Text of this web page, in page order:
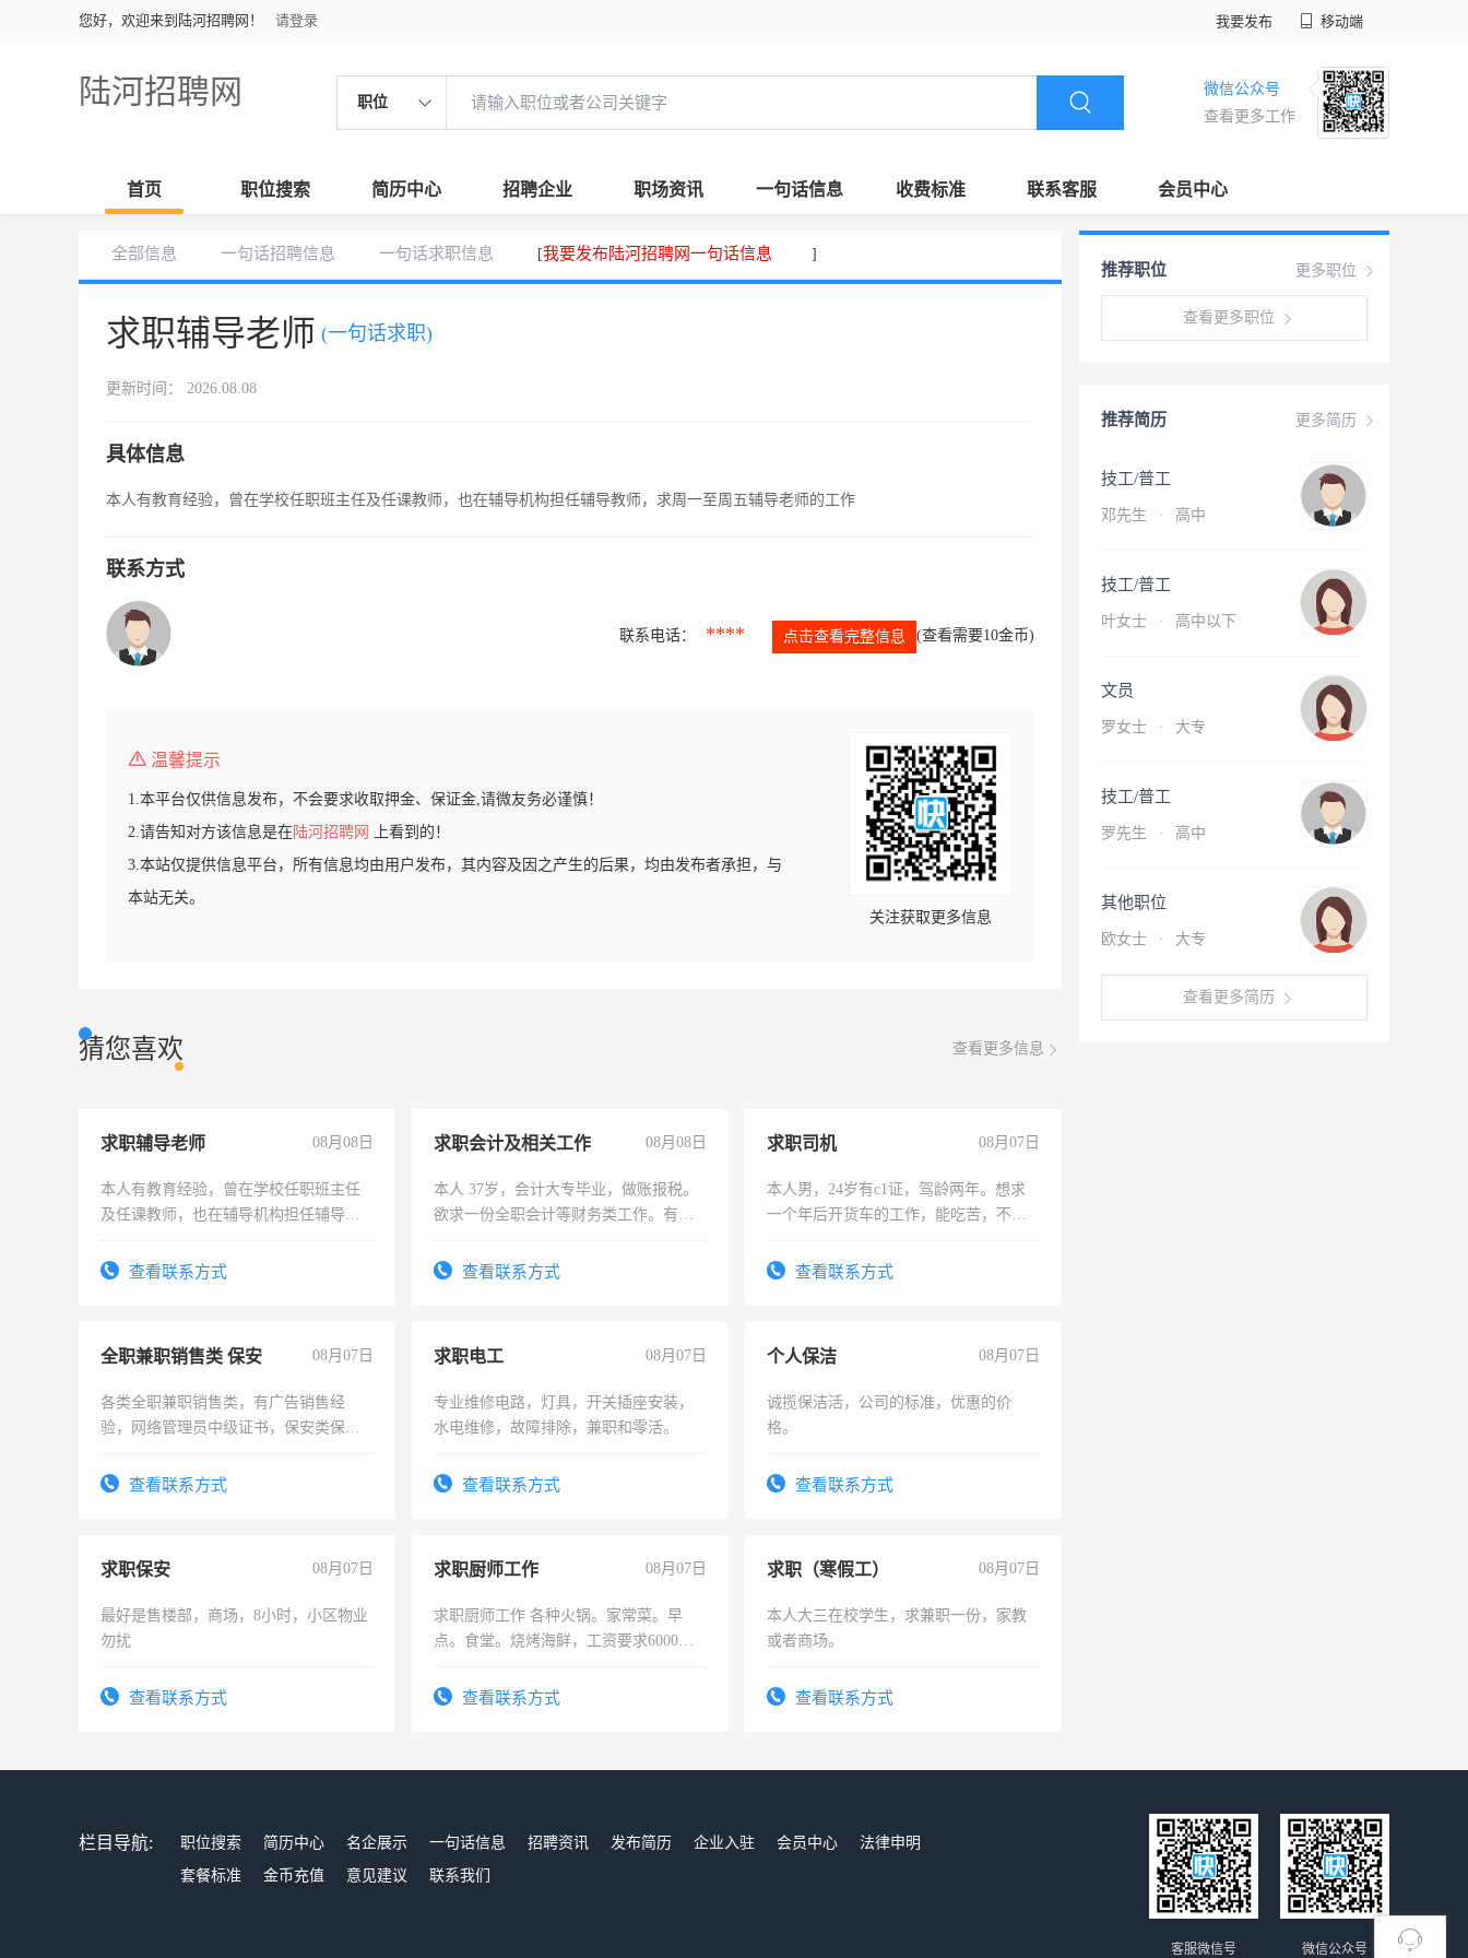
您好，欢迎来到陆河招聘网！ 请登录 我要发布 移动端
陆河招聘网 职位
微信公众号
查看更多工作
首页 职位搜索 简历中心 招聘企业 职场资讯 一句话信息 收费标准 联系客服 会员中心
全部信息 一句话招聘信息 一句话求职信息 [我要发布陆河招聘网一句话信息 ]
求职辅导老师 (一句话求职)
更新时间： 2026.08.08
具体信息
本人有教育经验，曾在学校任职班主任及任课教师，也在辅导机构担任辅导教师，求周一至周五辅导老师的工作
联系方式
联系电话： **** 点击查看完整信息 (查看需要10金币)
温馨提示
1.本平台仅供信息发布，不会要求收取押金、保证金,请微友务必谨慎！
2.请告知对方该信息是在陆河招聘网
上看到的！
3.本站仅提供信息平台，所有信息均由用户发布，其内容及因之产生的后果，均由发布者承担，与
本站无关。
关注获取更多信息
猜您喜欢 查看更多信息
求职辅导老师 08月08日
本人有教育经验，曾在学校任职班主任
及任课教师，也在辅导机构担任辅导教
查看联系方式
求职会计及相关工作 08月08日
本人 37岁，会计大专毕业，做账报税。
欲求一份全职会计等财务类工作。有会
查看联系方式
求职司机 08月07日
本人男，24岁有c1证，驾龄两年。想求
一个年后开货车的工作，能吃苦，不怕
查看联系方式
全职兼职销售类 保安 08月07日
各类全职兼职销售类，有广告销售经
验，网络管理员中级证书，保安类保安
有高低压电工证和十几年工作经验
查看联系方式
求职电工 08月07日
专业维修电路，灯具，开关插座安装，
水电维修，故障排除，兼职和零活。
查看联系方式
个人保洁 08月07日
诚揽保洁活，公司的标准，优惠的价
格。
查看联系方式
求职保安 08月07日
最好是售楼部，商场，8小时，小区物业
勿扰
查看联系方式
求职厨师工作 08月07日
求职厨师工作 各种火锅。家常菜。早
点。食堂。烧烤海鲜，工资要求6000以
查看联系方式
求职（寒假工） 08月07日
本人大三在校学生，求兼职一份，家教
或者商场。
查看联系方式
更多职位
推荐职位
查看更多职位
更多简历
推荐简历
技工/普工
邓先生 · 高中
技工/普工
叶女士 · 高中以下
文员
罗女士 · 大专
技工/普工
罗先生 · 高中
其他职位
欧女士 · 大专
查看更多简历
栏目导航: 职位搜索 简历中心 名企展示 一句话信息 招聘资讯 发布简历 企业入驻 会员中心
法律申明
套餐标准
金币充值 意见建议 联系我们
微信公众号
客服微信号